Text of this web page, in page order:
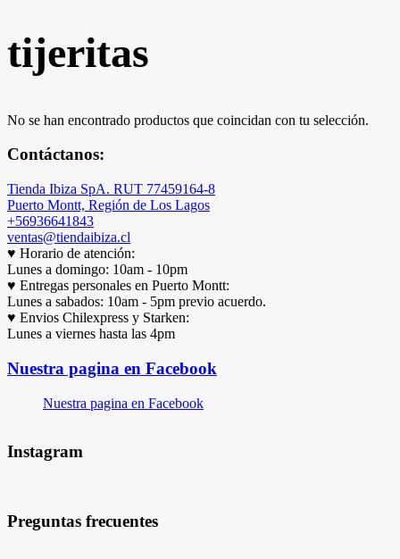
tijeritas
No se han encontrado productos que coincidan con tu selección.
Contáctanos:
Tienda Ibiza SpA. RUT 77459164-8
Puerto Montt, Región de Los Lagos
+56936641843
ventas@tiendaibiza.cl
♥ Horario de atención:
Lunes a domingo: 10am - 10pm
♥ Entregas personales en Puerto Montt:
Lunes a sabados: 10am - 5pm previo acuerdo.
♥ Envios Chilexpress y Starken:
Lunes a viernes hasta las 4pm
Nuestra pagina en Facebook
Nuestra pagina en Facebook
Instagram
Preguntas frecuentes